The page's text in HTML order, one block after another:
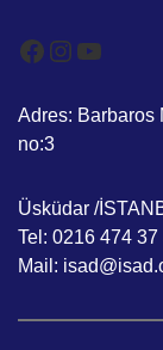
Facebook
Instagram
Adres: Barbaros
no:3
Üsküdar /
Tel: 0216 474 37
Mail: